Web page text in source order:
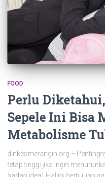
FOOD
Perlu
Sepele Ini Bisa
Metabolisme
dinkesmerangin.org –
tetap tinggi jika ingin
badan ideal. Hal ini bertujuan